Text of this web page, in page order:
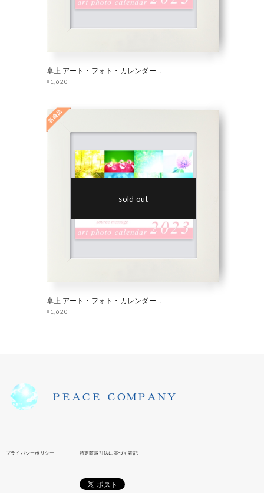
卓上 アート・フォト・カレンダー 2023 「 Flower 」
¥1,620
sold out
卓上 アート・フォト・カレンダー 2023 「 Light 」
¥1,620
プライバシーポリシー 特定商取引法に基づく表記